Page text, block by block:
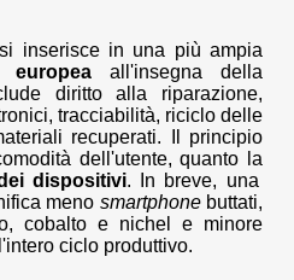
inserisce in una più ampia
europea all'insegna della
diritto alla riparazione,
tracciabilità, riciclo delle
recuperati. Il principio
dell'utente, quanto la
dispositivi. In breve, una
meno smartphonebuttati,
cobalto e nichel e minore
ciclo produttivo.